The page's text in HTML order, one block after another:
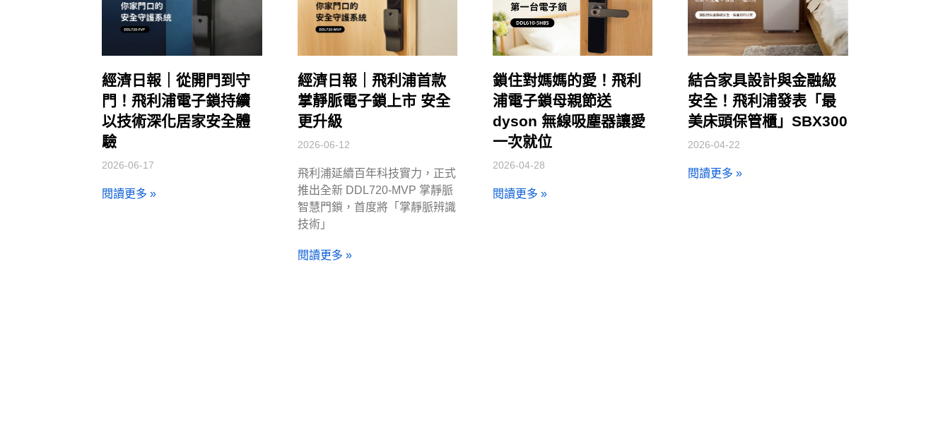
經濟日報｜從開門到守
門！飛利浦電子鎖持續
以技術深化居家安全體
驗
2026-06-17
閱讀更多 »
經濟日報｜飛利浦首款
掌靜脈電子鎖上市 安全
更升級
2026-06-12
飛利浦延續百年科技實力，正式
推出全新 DDL720-MVP 掌靜脈
智慧門鎖，首度將「掌靜脈辨識
技術」
閱讀更多 »
鎖住對媽媽的愛！飛利
浦電子鎖母親節送
dyson 無線吸塵器讓愛
一次就位
2026-04-28
閱讀更多 »
結合家具設計與金融級
安全！飛利浦發表「最
美床頭保管櫃」SBX300
2026-04-22
閱讀更多 »